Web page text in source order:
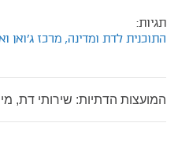
תגיות:
התוכנית לדת ומדינה, מרכז ג'ואן
המועצות הדתיות: שירותי דת,